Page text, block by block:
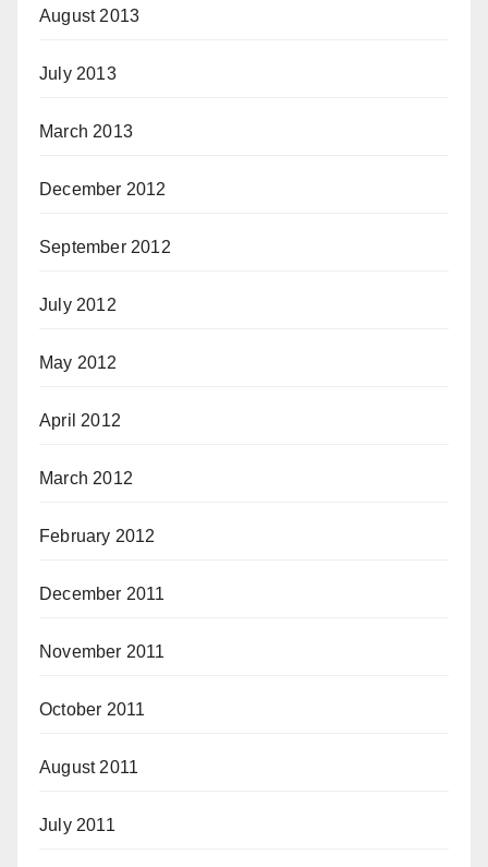
August 2013
July 2013
March 2013
December 2012
September 2012
July 2012
May 2012
April 2012
March 2012
February 2012
December 2011
November 2011
October 2011
August 2011
July 2011